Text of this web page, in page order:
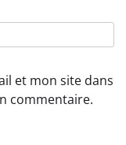
et mon site dans
commentaire.